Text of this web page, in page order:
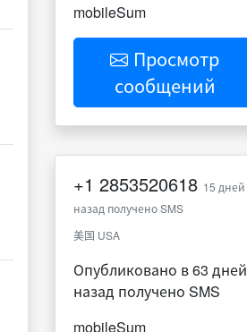
mobileSum
Просмотр
сообщений
+1 2853520618 15 дней
назад получено SMS
美国 USA
Опубликовано в 63 дней
назад получено SMS
mobileSum